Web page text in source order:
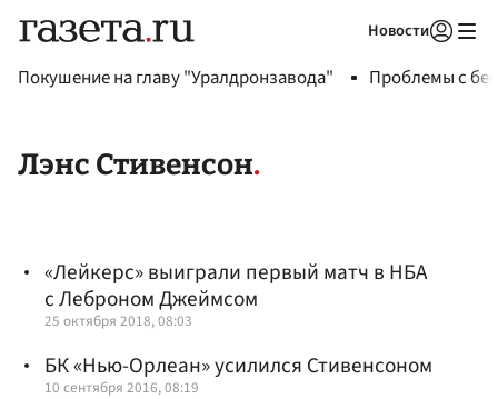
Новости
Покушение на главу "Уралдронзавода" Проблемы с
Лэнс Стивенсон
«Лейкерс» выиграли первый матч в НБА
с Леброном Джеймсом
25 октября 2018, 08:03
БК «Нью-Орлеан» усилился Стивенсоном
10 сентября 2016, 08:19